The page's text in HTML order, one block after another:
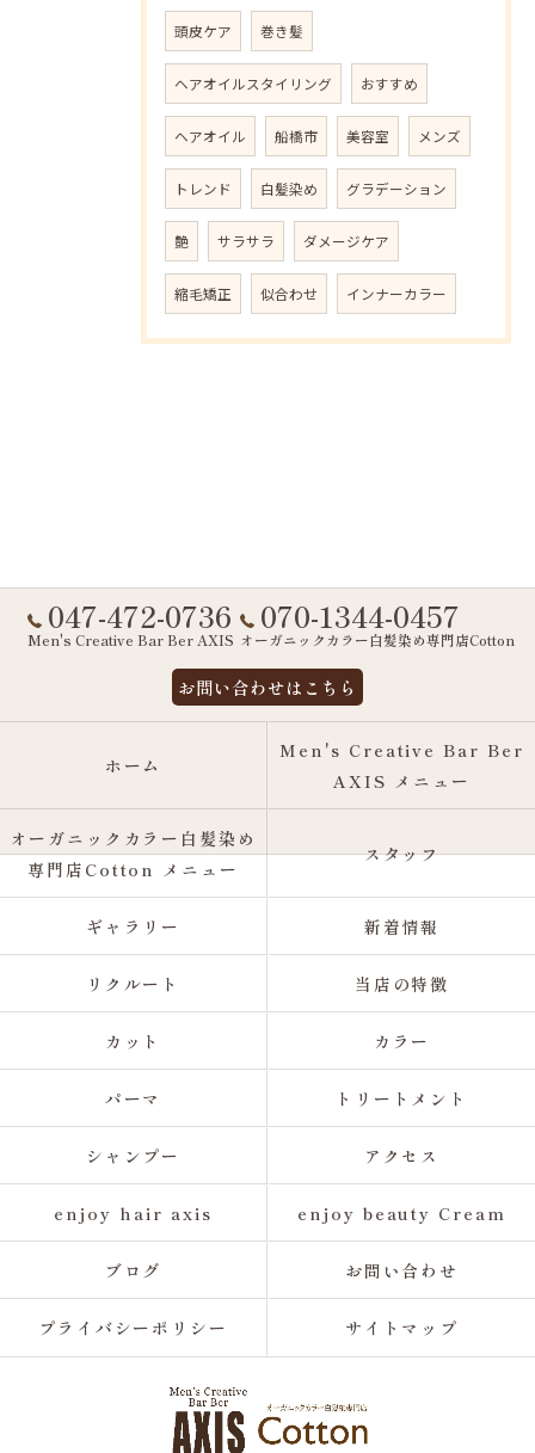
頭皮ケア 巻き髪
ヘアオイルスタイリング おすすめ
ヘアオイル 船橋市 美容室 メンズ
トレンド 白髪染め グラデーション
艶 サラサラ ダメージケア
縮毛矯正 似合わせ インナーカラー
047-472-0736
Men's Creative Bar Ber AXIS
070-1344-0457
オーガニックカラー白髪染め専門店Cotton
お問い合わせはこちら
ホーム
Men's Creative Bar Ber
AXIS メニュー
オーガニックカラー白髪染め
専門店Cotton メニュー
スタッフ
ギャラリー 新着情報
リクルート 当店の特徴
カット カラー
パーマ トリートメント
シャンプー アクセス
enjoy hair axis enjoy beauty Cream
ブログ お問い合わせ
プライバシーポリシー サイトマップ